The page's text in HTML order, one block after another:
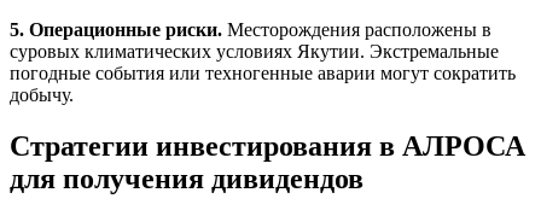
5. Операционные риски. Месторождения расположены в
суровых климатических условиях Якутии. Экстремальные
погодные события или техногенные аварии могут сократить
добычу.
Стратегии инвестирования в АЛРОСА
для получения дивидендов